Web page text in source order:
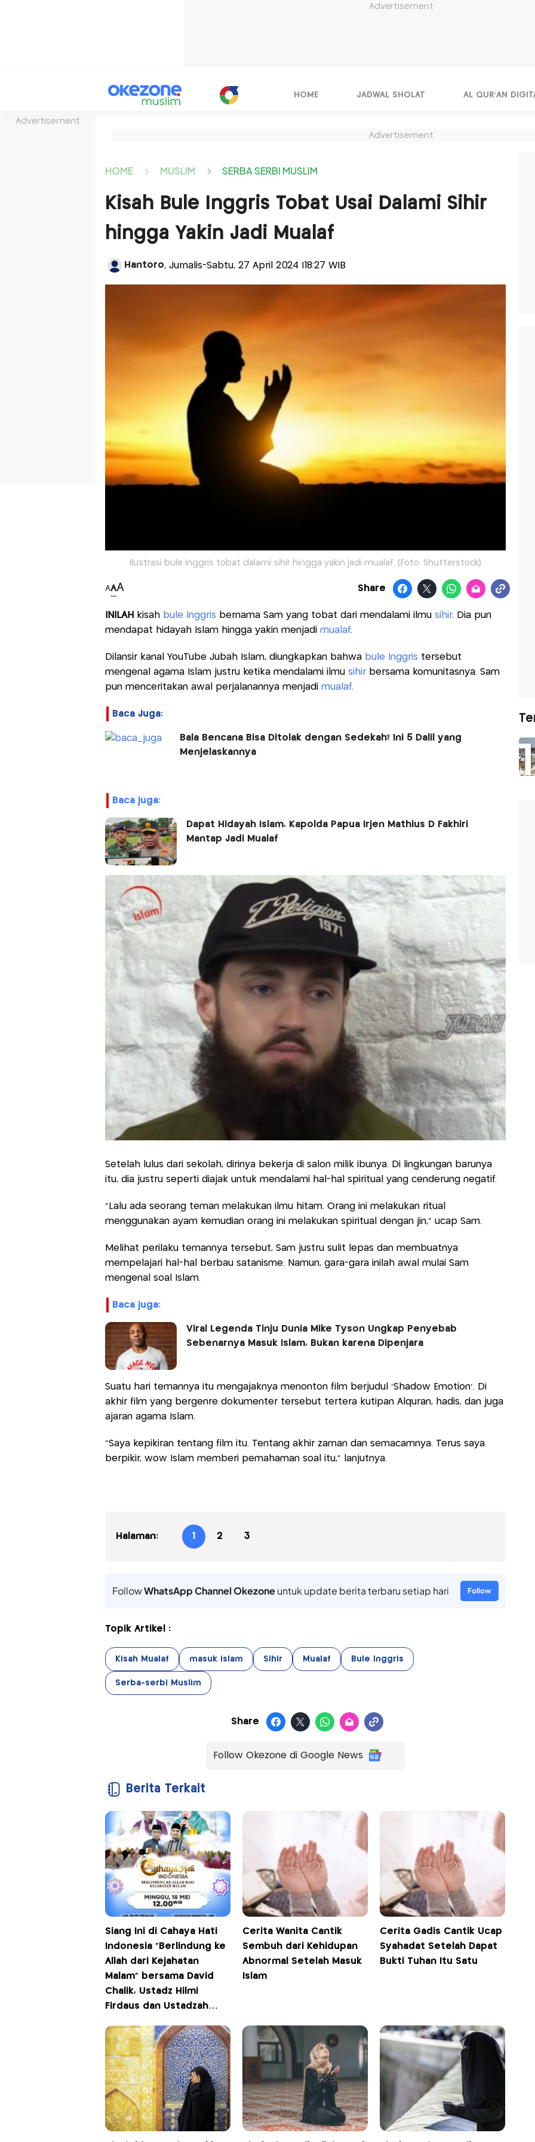
Advertisement
Advertisement
HOME JADWAL SHOLAT AL QUR'AN
Advertisement
HOME MUSLIM SERBA SERBI MUSLIM
Kisah Bule Inggris Tobat Usai Dalami Sihir
hingga Yakin Jadi Mualaf
Hantoro, Jurnalis-Sabtu, 27 April 2024 |18:27 WIB
Ilustrasi bule Inggris tobat dalami sihir hingga yakin jadi mualaf. (Foto: Shutterstock)
AAA Share
INILAH kisah bule Inggris bernama Sam yang tobat dari mendalami ilmu sihir. Dia pun
mendapat hidayah Islam hingga yakin menjadi mualaf.
Dilansir kanal YouTube Jubah Islam, diungkapkan bahwa bule Inggris tersebut
mengenal agama Islam justru ketika mendalami ilmu sihirbersama komunitasnya. Sam
pun menceritakan awal perjalanannya menjadi mualaf.
Baca Juga:
Bala Bencana Bisa Ditolak dengan Sedekah? Ini 5 Dalil yang
Menjelaskannya
baca juga:
Dapat Hidayah Islam, Kapolda Papua Irjen Mathius D Fakhiri
Mantap Jadi Mualaf
Setelah lulus dari sekolah, dirinya bekerja di salon milik ibunya. Di lingkungan barunya
itu, dia justru seperti diajak untuk mendalami hal-hal spiritual yang cenderung negatif.
"Lalu ada seorang teman melakukan ilmu hitam. Orang ini melakukan ritual
menggunakan ayam kemudian orang ini melakukan spiritual dengan jin," ucap Sam.
Melihat perilaku temannya tersebut, Sam justru sulit lepas dan membuatnya
mempelajari hal-hal berbau satanisme. Namun, gara-gara inilah awal mulai Sam
mengenal soal Islam.
baca juga:
Viral Legenda Tinju Dunia Mike Tyson Ungkap Penyebab
Sebenarnya Masuk Islam, Bukan karena Dipenjara
Suatu hari temannya itu mengajaknya menonton film berjudul 'Shadow Emotion'. Di
akhir film yang bergenre dokumenter tersebut tertera kutipan Alquran, hadis, dan juga
ajaran agama Islam.
"Saya kepikiran tentang film itu. Tentang akhir zaman dan semacamnya. Terus saya
berpikir, wow Islam memberi pemahaman soal itu," lanjutnya.
Halaman: 1 2 3
FollowWhatsApp Channel Okezoneuntuk update berita terbaru setiap hari Follow
Topik Artikel :
Kisah Mualaf masuk islam Sihir Mualaf Bule Inggris
Serba-serbi Muslim
Share
Follow Okezone di Google News
Berita Terkait
Siang Ini di Cahaya Hati
Indonesia “Berlindung ke
Allah dari Kejahatan
Malam” bersama David
Chalik, Ustadz Hilmi
Firdaus dan Ustadzah
WIB di iNews
Cerita Wanita Cantik
Sembuh dari Kehidupan
Abnormal Setelah Masuk
Islam
Cerita Gadis Cantik Ucap
Syahadat Setelah Dapat
Bukti Tuhan Itu Satu